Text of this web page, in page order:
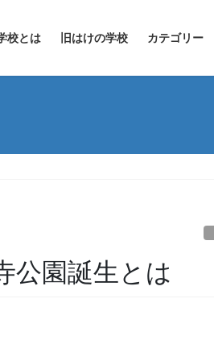
校とは 旧はけの学校 カテゴリー
公園誕生とは